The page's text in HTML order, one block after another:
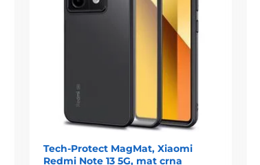
Tech-Protect MagMat, Xiaomi
Redmi Note 13 5G, mat crna